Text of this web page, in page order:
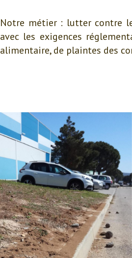
Notre métier : lutter contre
avec les exigences
alimentaire, de plaintes des